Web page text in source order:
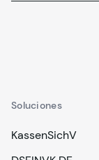
Soluciones
KassenSichV